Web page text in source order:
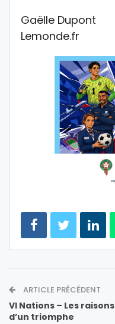
Gaëlle Dupont
Lemonde.fr
ARTICLE PRÉCÉDENT
VI Nations – Les raisons
d’un triomphe